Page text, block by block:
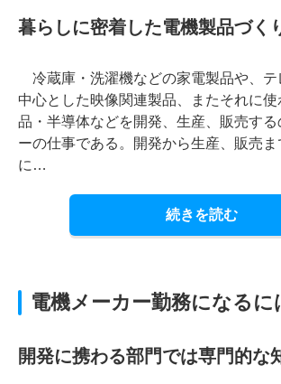
暮らしに密着した電機製品づく
冷蔵庫・洗濯機などの家電製品や、テ
中心とした映像関連製品、またそれに
品・半導体などを開発、生産、販売する
ーの仕事である。開発から生産、販売
に…
続きを読む
電機メーカー勤務になるに
開発に携わる部門では専門的な